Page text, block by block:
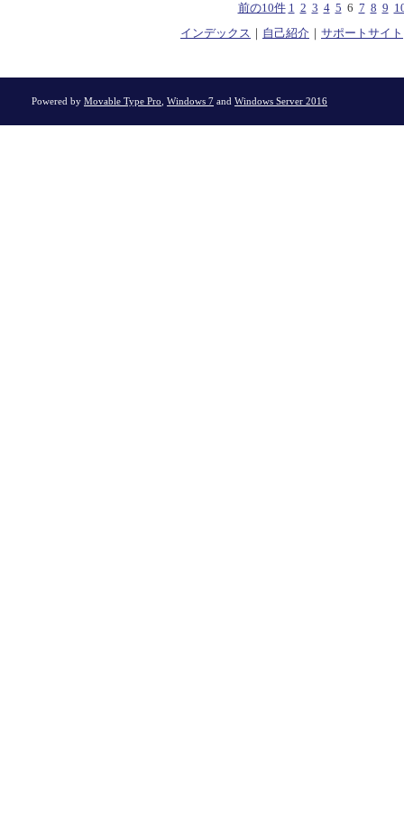
前の10件 1 2 3 4 5 6 7 8 9
インデックス ｜ 自己紹介 ｜ サポートサイト
Powered by Movable Type Pro, Windows 7 and Windows Server 2016